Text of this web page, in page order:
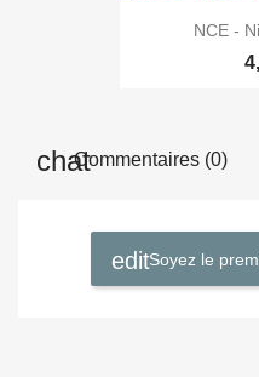
NCE -
Commentaires (0)
Soyez le